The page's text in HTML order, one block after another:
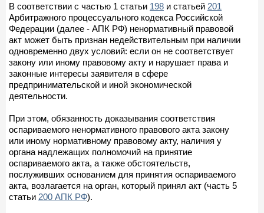
В соответствии с частью 1 статьи 198 и статьей 201
Арбитражного процессуального кодекса Российской
Федерации (далее - АПК РФ) ненормативный правовой
акт может быть признан недействительным при наличии
одновременно двух условий: если он не соответствует
закону или иному правовому акту и нарушает права и
законные интересы заявителя в сфере
предпринимательской и иной экономической
деятельности.
При этом, обязанность доказывания соответствия
оспариваемого ненормативного правового акта закону
или иному нормативному правовому акту, наличия у
органа надлежащих полномочий на принятие
оспариваемого акта, а также обстоятельств,
послуживших основанием для принятия оспариваемого
акта, возлагается на орган, который принял акт (часть 5
статьи 200 АПК РФ).